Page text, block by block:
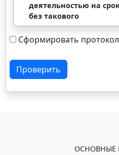
деятельностью на
без такового
Сформировать протокол
Проверить
ОСНОВНЫЕ